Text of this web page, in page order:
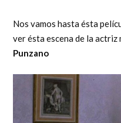
Nos vamos hasta ésta
ver ésta escena de la
Punzano